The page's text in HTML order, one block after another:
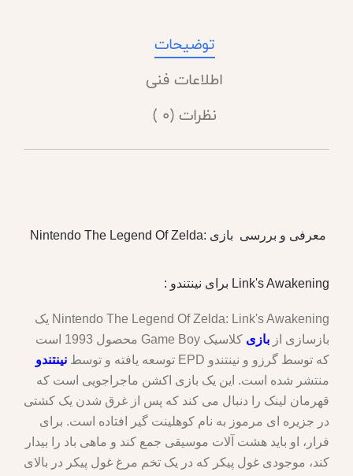
توضیحات
اطلاعات فنی
نظرات (0 )
معرفی و بررسی بازی Nintendo The Legend Of Zelda:
Link's Awakening برای نینتندو :
Nintendo The Legend Of Zelda: Link's Awakening یک
بازسازی از بازی
کلاسیک Game Boy محصول 1993 است
که توسط گرزو و نینتندو EPD توسعه یافته و توسط
نینتندو
منتشر شده است. این یک بازی اکشن ماجراجویی است که
قهرمان لینک را دنبال می کند که پس از غرق شدن یک کشتی
در جزیره ای مرموز به نام کوهلینت گیر افتاده است. برای
فرار، او باید هشت آلات موسیقی جمع کند و ماهی باد را بیدار
کند، موجودی غول پیکر که در یک تخم مرغ غول پیکر در بالای